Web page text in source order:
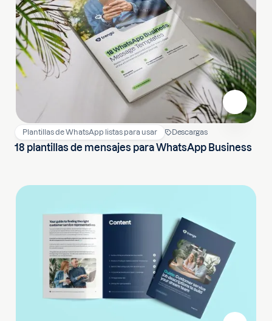
Plantillas de WhatsApp listas para usar Descargas
18 plantillas de mensajes para WhatsApp Business